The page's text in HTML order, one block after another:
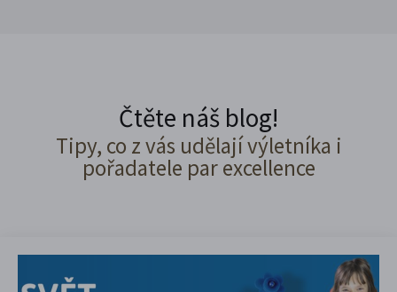
Čtěte náš blog!
Tipy, co z vás udělají výletníka i
pořadatele par excellence